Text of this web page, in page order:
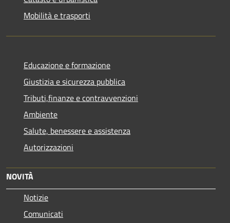
Mobilità e trasporti
Educazione e formazione
Giustizia e sicurezza pubblica
Tributi,finanze e contravvenzioni
Ambiente
Salute, benessere e assistenza
Autorizzazioni
NOVITÀ
Notizie
Comunicati